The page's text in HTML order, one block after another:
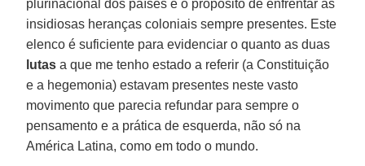
plurinacional dos países e o propósito de enfrentar as
insidiosas heranças coloniais sempre presentes. Este
elenco é suficiente para evidenciar o quanto as duas
lutas a que me tenho estado a referir (a Constituição
e a hegemonia) estavam presentes neste vasto
movimento que parecia refundar para sempre o
pensamento e a prática de esquerda, não só na
América Latina, como em todo o mundo.